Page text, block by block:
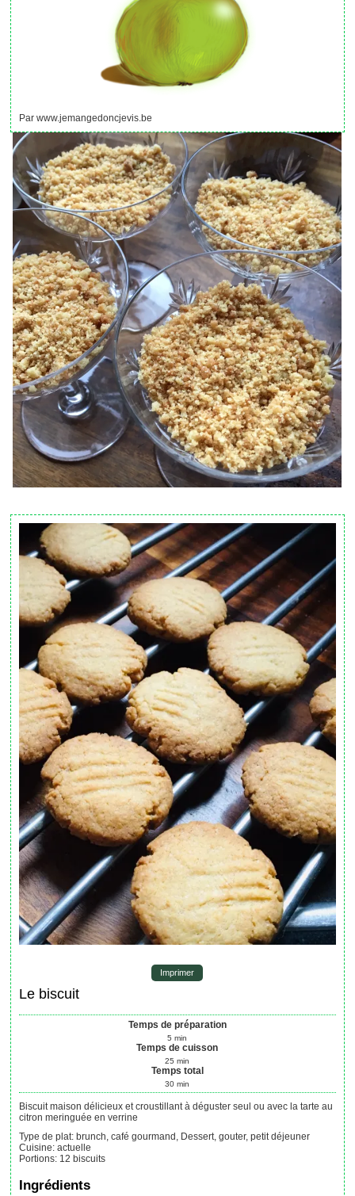
Par www.jemangedoncjevis.be
Imprimer
Le biscuit
Temps de préparation
5 min
Temps de cuisson
25 min
Temps total
30 min
Biscuit maison délicieux et croustillant à déguster seul ou avec la tarte au
citron meringuée en verrine
Type de plat: brunch, café gourmand, Dessert, gouter, petit déjeuner
Cuisine: actuelle
Portions: 12 biscuits
Ingrédients